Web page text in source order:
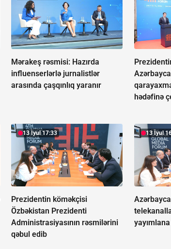
Mərakeş rəsmisi: Hazırda
influenserlərlə jurnalistlər
arasında çaşqınlıq yaranır
hədəfinə
13 İyul 17:33
Prezidentin köməkçisi
Özbəkistan Prezidenti
Administrasiyasının rəsmilərini
qəbul edib
13 İyul